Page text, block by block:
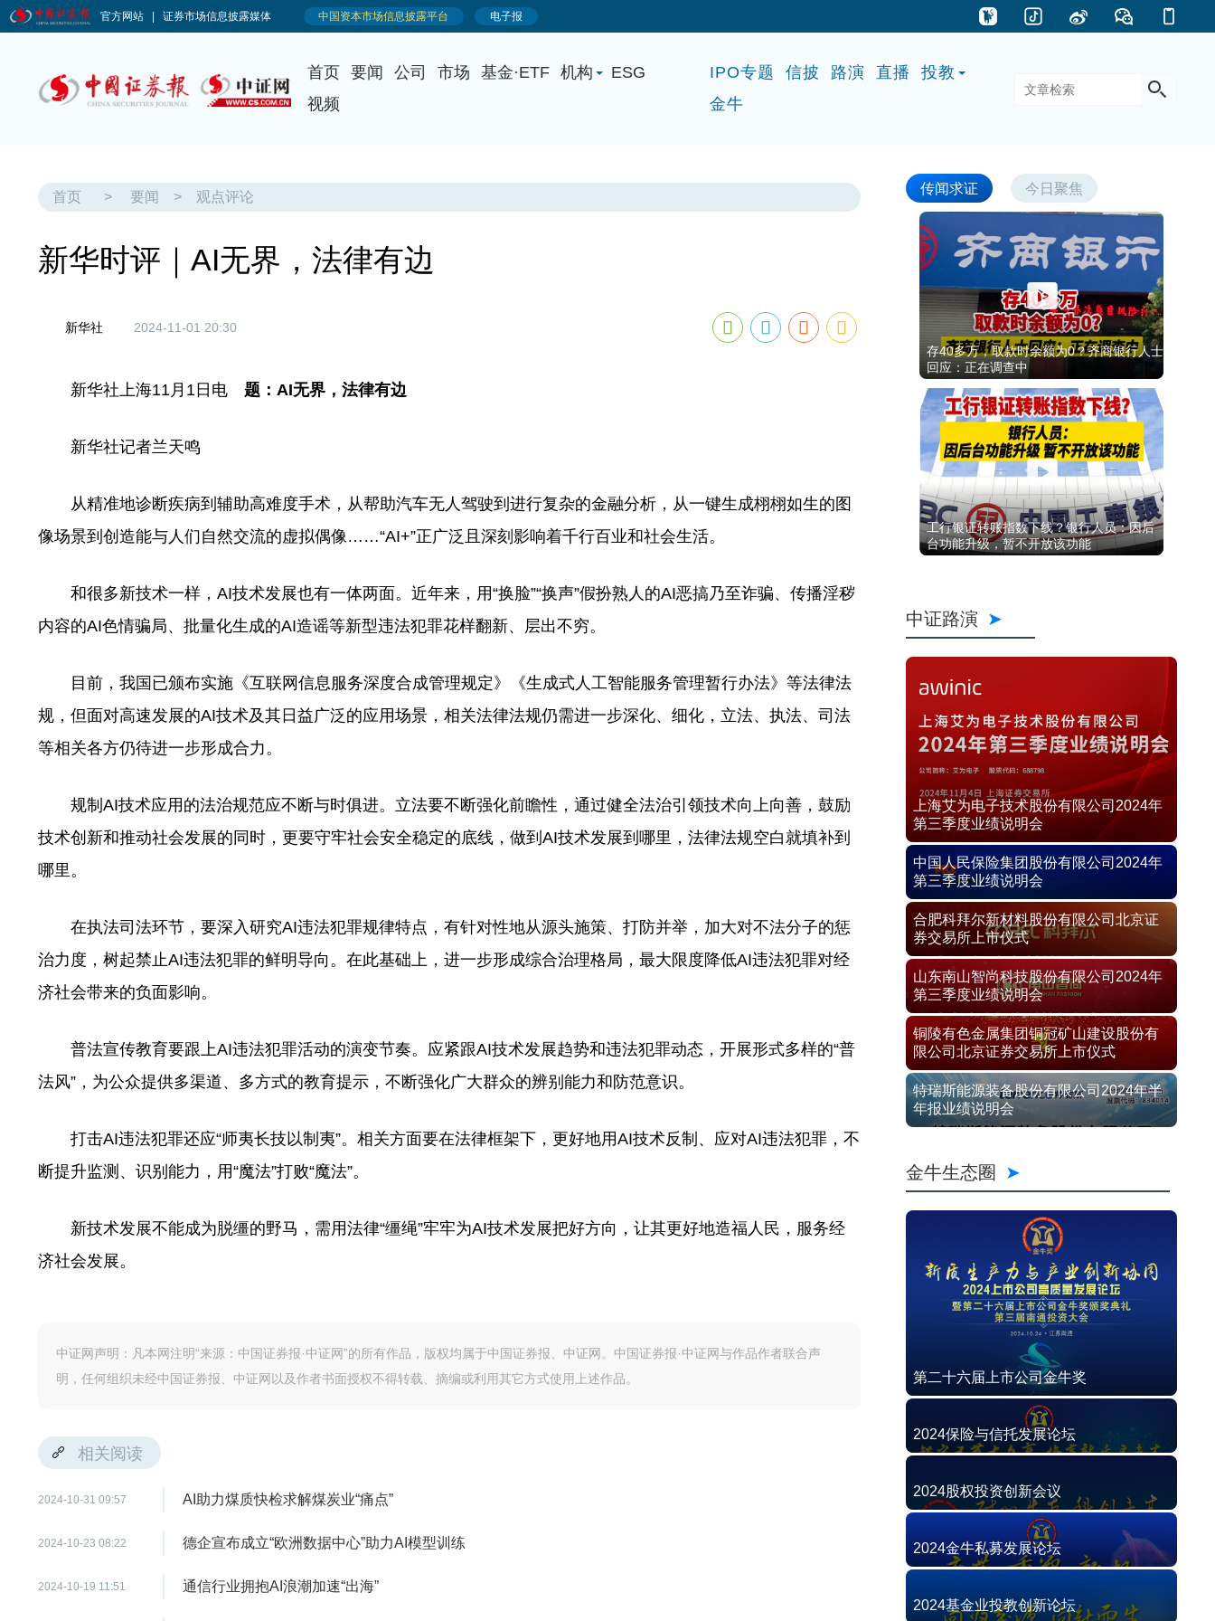
首页 要闻 公司 市场 基金·ETF 机构
ESG
视频
IPO专题 信披 路演 直播
投教
金牛
首页 > 要闻 > 观点评论
新华时评｜AI无界，法律有边
新华社 2024-11-01 20:30
新华社上海11月1日电 题：AI无界，法律有边
新华社记者兰天鸣
从精准地诊断疾病到辅助高难度手术，从帮助汽车无人驾驶到进行复杂的金融分析，从一键生成栩栩如生的图
像场景到创造能与人们自然交流的虚拟偶像……“AI+”正广泛且深刻影响着千行百业和社会生活。
和很多新技术一样，AI技术发展也有一体两面。近年来，用“换脸”“换声”假扮熟人的AI恶搞乃至诈骗、传播淫秽
内容的AI色情骗局、批量化生成的AI造谣等新型违法犯罪花样翻新、层出不穷。
目前，我国已颁布实施《互联网信息服务深度合成管理规定》《生成式人工智能服务管理暂行办法》等法律法
规，但面对高速发展的AI技术及其日益广泛的应用场景，相关法律法规仍需进一步深化、细化，立法、执法、司法
等相关各方仍待进一步形成合力。
规制AI技术应用的法治规范应不断与时俱进。立法要不断强化前瞻性，通过健全法治引领技术向上向善，鼓励
技术创新和推动社会发展的同时，更要守牢社会安全稳定的底线，做到AI技术发展到哪里，法律法规空白就填补到
哪里。
在执法司法环节，要深入研究AI违法犯罪规律特点，有针对性地从源头施策、打防并举，加大对不法分子的惩
治力度，树起禁止AI违法犯罪的鲜明导向。在此基础上，进一步形成综合治理格局，最大限度降低AI违法犯罪对经
济社会带来的负面影响。
普法宣传教育要跟上AI违法犯罪活动的演变节奏。应紧跟AI技术发展趋势和违法犯罪动态，开展形式多样的“普
法风”，为公众提供多渠道、多方式的教育提示，不断强化广大群众的辨别能力和防范意识。
打击AI违法犯罪还应“师夷长技以制夷”。相关方面要在法律框架下，更好地用AI技术反制、应对AI违法犯罪，不
断提升监测、识别能力，用“魔法”打败“魔法”。
新技术发展不能成为脱缰的野马，需用法律“缰绳”牢牢为AI技术发展把好方向，让其更好地造福人民，服务经
济社会发展。
中证网声明：凡本网注明“来源：中国证券报·中证网”的所有作品，版权均属于中国证券报、中证网。中国证券报·中证网与作品作者联合声
明，任何组织未经中国证券报、中证网以及作者书面授权不得转载、摘编或利用其它方式使用上述作品。
相关阅读
2024-10-31 09:57 AI助力煤质快检求解煤炭业“痛点”
2024-10-23 08:22 德企宣布成立“欧洲数据中心”助力AI模型训练
2024-10-19 11:51 通信行业拥抱AI浪潮加速“出海”
传闻求证 今日聚焦
存40多万，取款时余额为0？齐商银行人士
回应：正在调查中
工行银证转账指数下线？银行人员：因后
台功能升级，暂不开放该功能
中证路演
上海艾为电子技术股份有限公司2024年
第三季度业绩说明会
中国人民保险集团股份有限公司2024年
第三季度业绩说明会
合肥科拜尔新材料股份有限公司北京证
券交易所上市仪式
山东南山智尚科技股份有限公司2024年
第三季度业绩说明会
铜陵有色金属集团铜冠矿山建设股份有
限公司北京证券交易所上市仪式
特瑞斯能源装备股份有限公司2024年半
年报业绩说明会
金牛生态圈
第二十六届上市公司金牛奖
2024保险与信托发展论坛
2024股权投资创新会议
2024金牛私募发展论坛
2024基金业投教创新论坛